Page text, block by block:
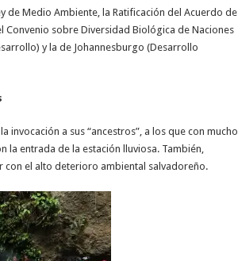
de Medio Ambiente, la Ratificación del Acuerdo de
sobre Diversidad Biológica de Naciones
y la de Johannesburgo (Desarrollo
invocación a sus “ancestros”, a los que con mucho
la entrada de la estación lluviosa. También,
con el alto deterioro ambiental salvadoreño.